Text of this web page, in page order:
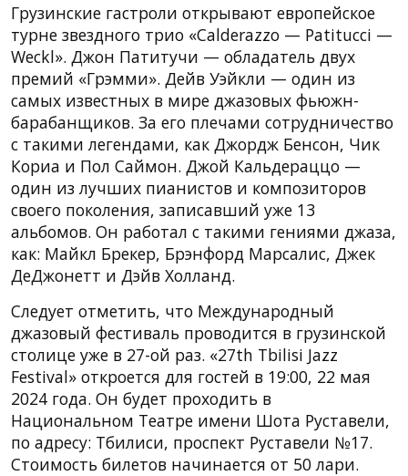
Грузинские гастроли открывают европейское
турне звездного трио «Calderazzo — Patitucci —
Weckl». Джон Патитучи — обладатель двух
премий «Грэмми». Дейв Уэйкли — один из
самых известных в мире джазовых фьюжн-
барабанщиков. За его плечами сотрудничество
с такими легендами, как Джордж Бенсон, Чик
Кориа и Пол Саймон. Джой Кальдераццо —
один из лучших пианистов и композиторов
своего поколения, записавший уже 13
альбомов. Он работал с такими гениями джаза,
как: Майкл Брекер, Брэнфорд Марсалис, Джек
ДеДжонетт и Дэйв Холланд.
Следует отметить, что Международный
джазовый фестиваль проводится в грузинской
столице уже в 27-ой раз. «27th Tbilisi Jazz
Festival» откроется для гостей в 19:00, 22 мая
2024 года. Он будет проходить в
Национальном Театре имени Шота Руставели,
по адресу: Тбилиси, проспект Руставели №17.
Стоимость билетов начинается от 50 лари.